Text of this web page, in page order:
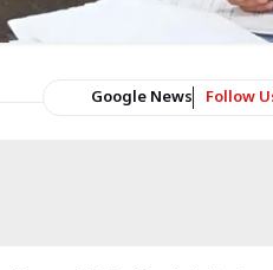
Google News Follow